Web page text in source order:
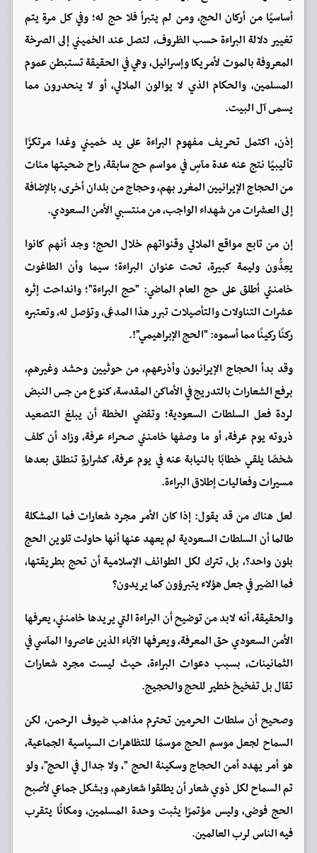
أساسيًا من أركان الحج، ومن لم يتبرأ فلا حج له؛ وفي كل مرة يتم
تغيير دلالة البراءة حسب الظروف، لتصل عند الخميني إلى الصرخة
المعروفة بالموت لأمريكا وإسرائيل، وهي في الحقيقة تستبطن عموم
المسلمين، والحكام الذي لا يوالون الملالي، أو لا ينحدرون مما
يسمى آل البيت.
إذن، اكتمل تحريف مفهوم البراءة على يد خميني وغدا مرتكزًا
تأليبيًا نتج عنه عدة مآسٍ في مواسم حج سابقة، راح ضحيتها مئات
من الحجاج الإيرانيين المغرر بهم، وحجاج من بلدان أخرى، بالإضافة
إلى العشرات من شهداء الواجب، من منتسبي الأمن السعودي.
إن من تابع مواقع الملالي وقنواتهم خلال الحج؛ وجد أنهم كانوا
يعِدُّون وليمة كبيرة، تحت عنوان البراءة؛ سيما وأن الطاغوت
خامنئي أطلق على حج العام الماضي: "حج البراءة"؛ وانداحت إثره
عشرات التناولات والتأصيلات تبرر هذا المدعَى، وتؤصل له، وتعتبره
ركنًا ركينًا مما أسموه: "الحج الإبراهيمي"!.
وقد بدأ الحجاج الإيرانيون وأذرعهم، من حوثيين وحشد وغيرهم،
برفع الشعارات بالتدريج في الأماكن المقدسة، كنوع من جس النبض
لردة فعل السلطات السعودية؛ وتقضي الخطة أن يبلغ التصعيد
ذروته يوم عرفة، أو ما وصفها خامنئي صحراء عرفة، وزاد أن كلف
شخصًا يلقي خطابًا بالنيابة عنه في يوم عرفة، كشرارةٍ تنطلق بعدها
مسيرات وفعاليات إطلاق البراءة.
لعل هناك من قد يقول: إذا كان الأمر مجرد شعارات فما المشكلة
طالما أن السلطات السعودية لم يعهد عنها أنها حاولت تلوين الحج
بلون واحد؟، بل، تترك لكل الطوائف الإسلامية أن تحج بطريقتها،
فما الضير في جعل هؤلاء يتبرؤون كما يريدون؟
والحقيقة، أنه لابد من توضيح أن البراءة التي يريدها خامنئي، يعرفها
الأمن السعودي حق المعرفة، ويعرفها الآباء الذين عاصروا المآسي في
الثمانينات، بسبب دعوات البراءة، حيث ليست مجرد شعارات
تقال بل تفخيخ خطير للحج والحجيج.
وصحيح أن سلطات الحرمين تحترم مذاهب ضيوف الرحمن، لكن
السماح لجعل موسم الحج موسمًا للتظاهرات السياسية الجماعية،
هو أمر يهدد أمن الحجاج وسكينة الحج "، ولا جدال في الحج"، ولو
تم السماح لكل ذوي شعار أن يطلقوا شعارهم، وبشكل جماعي لأصبح
الحج فوضى، وليس مؤتمرًا يثبت وحدة المسلمين، ومكانًا يتقرب
فيه الناس لرب العالمين.